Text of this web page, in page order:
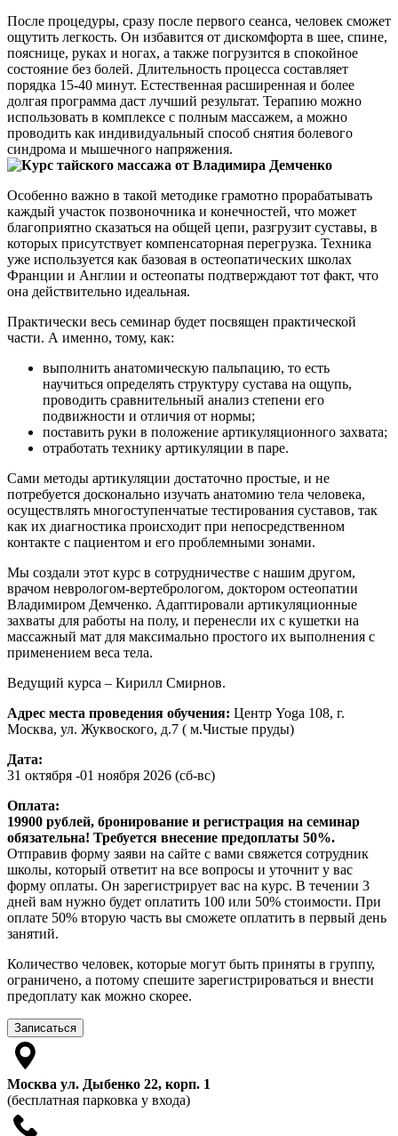
После процедуры, сразу после первого сеанса, человек сможет
ощутить легкость. Он избавится от дискомфорта в шее, спине,
пояснице, руках и ногах, а также погрузится в спокойное
состояние без болей. Длительность процесса составляет
порядка 15-40 минут. Естественная расширенная и более
долгая программа даст лучший результат. Терапию можно
использовать в комплексе с полным массажем, а можно
проводить как индивидуальный способ снятия болевого
синдрома и мышечного напряжения.
Особенно важно в такой методике грамотно прорабатывать
каждый участок позвоночника и конечностей, что может
благоприятно сказаться на общей цепи, разгрузит суставы, в
которых присутствует компенсаторная перегрузка. Техника
уже используется как базовая в остеопатических школах
Франции и Англии и остеопаты подтверждают тот факт, что
она действительно идеальная.
Практически весь семинар будет посвящен практической
части. А именно, тому, как:
выполнить анатомическую пальпацию, то есть
научиться определять структуру сустава на ощупь,
проводить сравнительный анализ степени его
подвижности и отличия от нормы;
поставить руки в положение артикуляционного захвата;
отработать технику артикуляции в паре.
Сами методы артикуляции достаточно простые, и не
потребуется досконально изучать анатомию тела человека,
осуществлять многоступенчатые тестирования суставов, так
как их диагностика происходит при непосредственном
контакте с пациентом и его проблемными зонами.
Мы создали этот курс в сотрудничестве с нашим другом,
врачом неврологом-вертебрологом, доктором остеопатии
Владимиром Демченко. Адаптировали артикуляционные
захваты для работы на полу, и перенесли их с кушетки на
массажный мат для максимально простого их выполнения с
применением веса тела.
Ведущий курса – Кирилл Смирнов.
Адрес места проведения обучения: Центр Yoga 108, г.
Москва, ул. Жуквоского, д.7 ( м.Чистые пруды)
Дата:
31 октября -01 ноября 2026 (сб-вс)
Оплата:
19900 рублей, бронирование и регистрация на семинар
обязательна! Требуется внесение предоплаты 50%.
Отправив форму заяви на сайте с вами свяжется сотрудник
школы, который ответит на все вопросы и уточнит у вас
форму оплаты. Он зарегистрирует вас на курс. В течении 3
дней вам нужно будет оплатить 100 или 50% стоимости. При
оплате 50% вторую часть вы сможете оплатить в первый день
занятий.
Количество человек, которые могут быть приняты в группу,
ограничено, а потому спешите зарегистрироваться и внести
предоплату как можно скорее.
Записаться
Москва ул. Дыбенко 22, корп. 1
(бесплатная парковка у входа)